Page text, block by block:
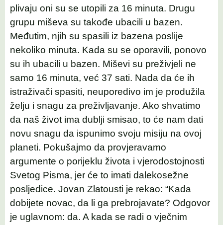
plivaju oni su se utopili za 16 minuta. Drugu
grupu miševa su takođe ubacili u bazen.
Međutim, njih su spasili iz bazena poslije
nekoliko minuta. Kada su se oporavili, ponovo
su ih ubacili u bazen. Miševi su preživjeli ne
samo 16 minuta, već 37 sati. Nada da će ih
istraživači spasiti, neuporedivo im je produžila
želju i snagu za preživljavanje. Ako shvatimo
da naš život ima dublji smisao, to će nam dati
novu snagu da ispunimo svoju misiju na ovoj
planeti. Pokušajmo da provjeravamo
argumente o porijeklu života i vjerodostojnosti
Svetog Pisma, jer će to imati dalekosežne
posljedice. Jovan Zlatousti je rekao: “Kada
dobijete novac, da li ga prebrojavate? Odgovor
je uglavnom: da. A kada se radi o vječnim